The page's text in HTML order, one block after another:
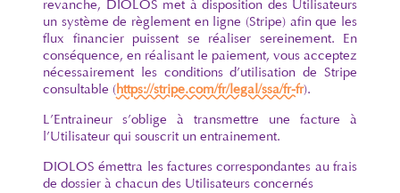
revanche, DIOLOS met à disposition des Utilisateurs
un système de règlement en ligne (Stripe) afin que les
flux financier puissent se réaliser sereinement. En
conséquence, en réalisant le paiement, vous acceptez
nécessairement les conditions d’utilisation de Stripe
consultable (https://stripe.com/fr/legal/ssa/fr-fr).
L’Entraineur s’oblige à transmettre une facture à
l’Utilisateur qui souscrit un entrainement.
DIOLOS émettra les factures correspondantes au frais
de dossier à chacun des Utilisateurs concernés